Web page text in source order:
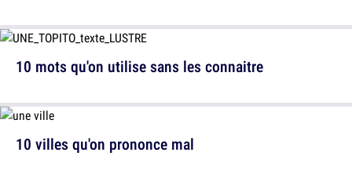
10 villes qu'on prononce mal
10 mots qu'on utilise sans les connaitre